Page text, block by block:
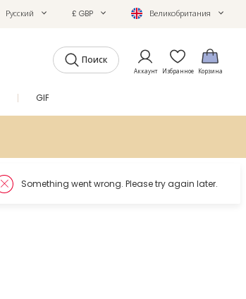
Русский £ GBP Великобритания
Поиск
Аккаунт Избранное Корзина
GIFTS